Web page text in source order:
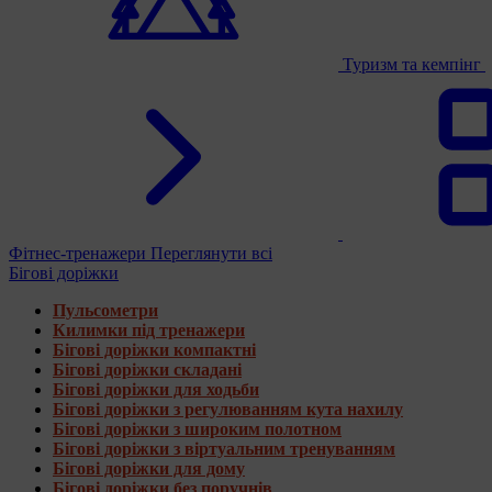
Туризм та кемпінг
Фітнес-тренажери Переглянути всі
Бігові доріжки
Пульсометри
Килимки під тренажери
Бігові доріжки компактні
Бігові доріжки складані
Бігові доріжки для ходьби
Бігові доріжки з регулюванням кута нахилу
Бігові доріжки з широким полотном
Бігові доріжки з віртуальним тренуванням
Бігові доріжки для дому
Бігові доріжки без поручнів